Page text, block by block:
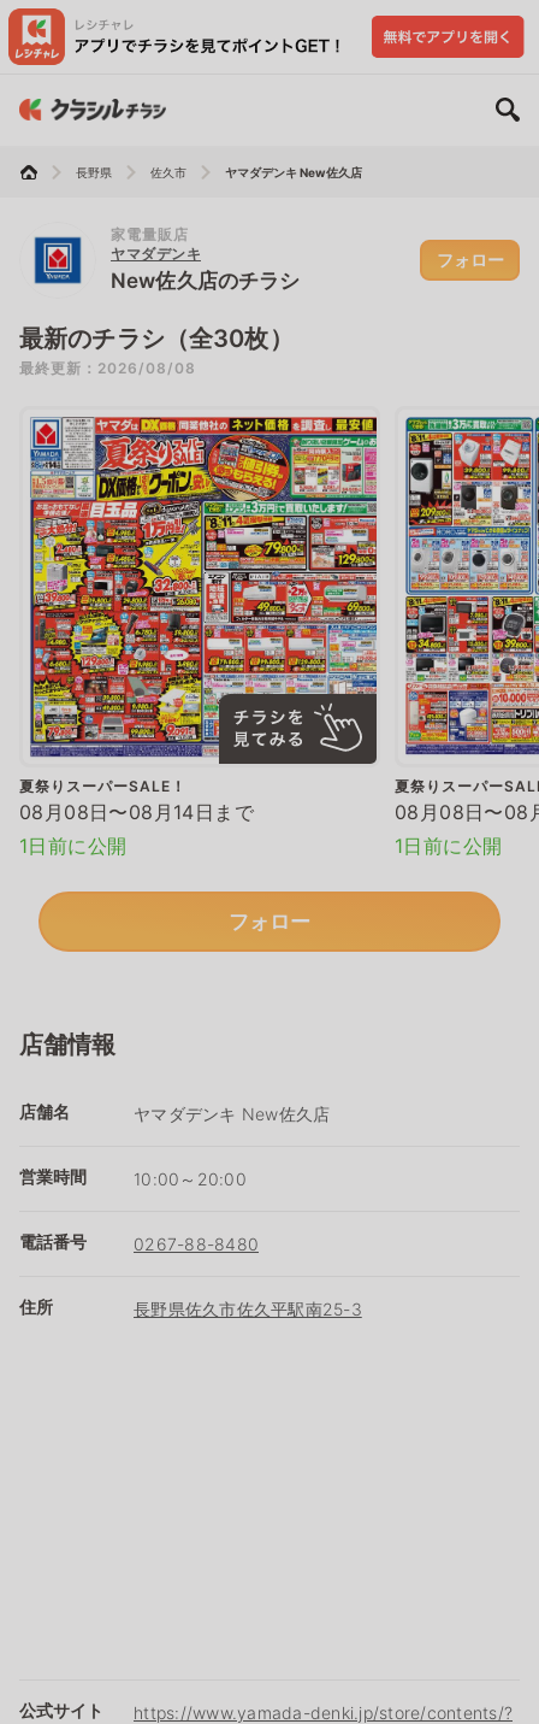
長野県 佐久市 ヤマダデンキ New佐久店
家電量販店
ヤマダデンキ
New佐久店のチラシ
フォロー
最新のチラシ（全30枚）
最終更新：2026/08/08
夏祭りスーパーSALE！
08月08日〜08月14日まで
1日前に公開
夏祭りスーパー
08月08日〜08
1日前に公開
フォロー
店舗情報
店舗名 ヤマダデンキ New佐久店
営業時間 10:00～20:00
電話番号 0267-88-8480
住所 長野県佐久市佐久平駅南25-3
公式サイト
https://www.yamada-denki.jp/store/contents/?